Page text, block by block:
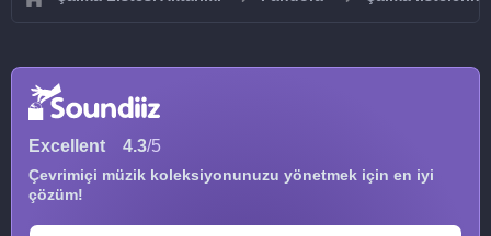
Excellent 4.3/5
Çevrimiçi müzik koleksiyonunuzu yönetmek için en iyi
çözüm!